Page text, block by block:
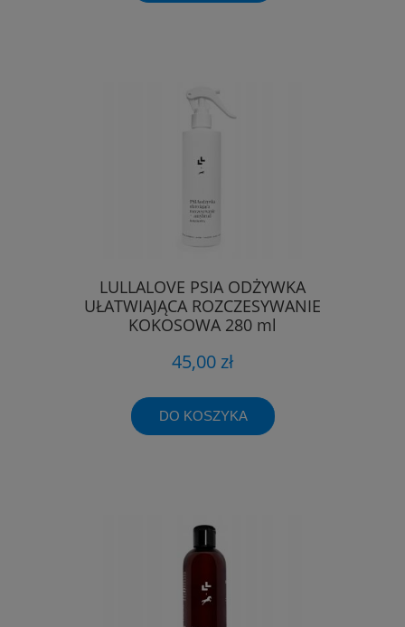
LULLALOVE PSIA ODŻYWKA
UŁATWIAJĄCA ROZCZESYWANIE
KOKOSOWA 280 ml
45,00 zł
DO KOSZYKA